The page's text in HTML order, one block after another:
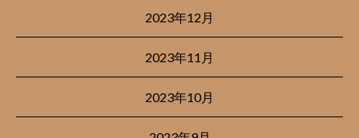
2023年12月
2023年11月
2023年10月